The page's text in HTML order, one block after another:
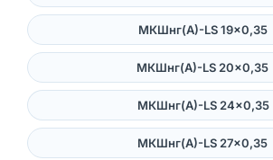
МКШнг(А)-LS 19×0,35
МКШнг(А)-LS 20×0,35
МКШнг(А)-LS 24×0,35
МКШнг(А)-LS 27×0,35